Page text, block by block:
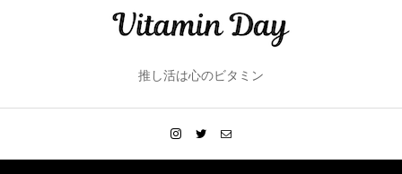
推し活は心のビタミン